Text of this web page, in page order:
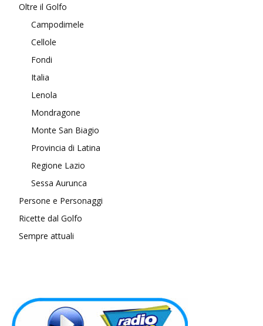
Oltre il Golfo
Campodimele
Cellole
Fondi
Italia
Lenola
Mondragone
Monte San Biagio
Provincia di Latina
Regione Lazio
Sessa Aurunca
Persone e Personaggi
Ricette dal Golfo
Sempre attuali